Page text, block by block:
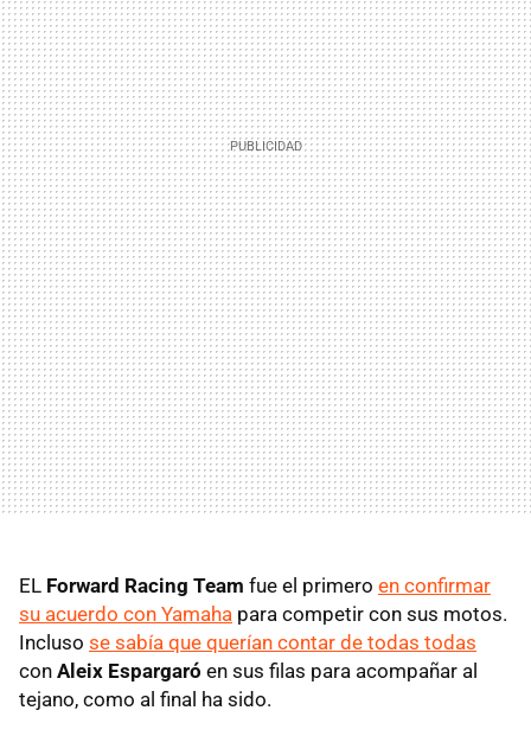
EL Forward Racing Team fue el primero en confirmar
su acuerdo con Yamaha para competir con sus motos.
Incluso se sabía que querían contar de todas todas
con Aleix Espargaró en sus filas para acompañar al
tejano, como al final ha sido.